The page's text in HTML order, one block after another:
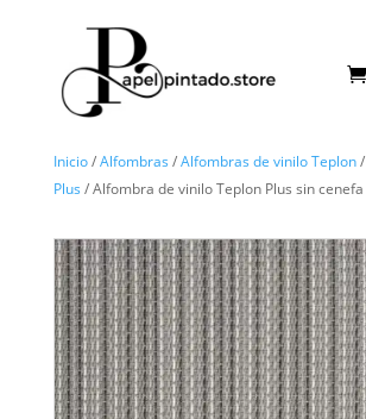
Inicio/Alfombras /Alfombras de vinilo Teplon/
Plus / Alfombra de vinilo Teplon Plus sin cenefa